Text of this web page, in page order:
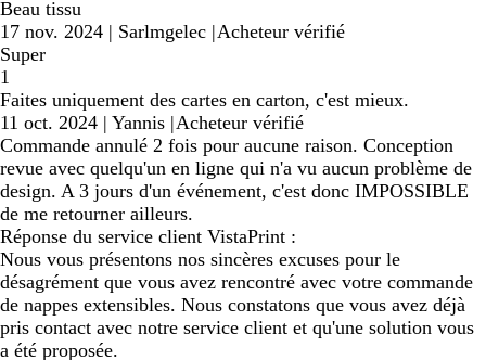
Beau tissu
17 nov. 2024 | Sarlmgelec |Acheteur vérifié
Super
1
Faites uniquement des cartes en carton, c'est mieux.
11 oct. 2024 | Yannis |Acheteur vérifié
Commande annulé 2 fois pour aucune raison. Conception
revue avec quelqu'un en ligne qui n'a vu aucun problème de
design. A 3 jours d'un événement, c'est donc IMPOSSIBLE
de me retourner ailleurs.
Réponse du service client VistaPrint :
Nous vous présentons nos sincères excuses pour le
désagrément que vous avez rencontré avec votre commande
de nappes extensibles. Nous constatons que vous avez déjà
pris contact avec notre service client et qu'une solution vous
a été proposée.